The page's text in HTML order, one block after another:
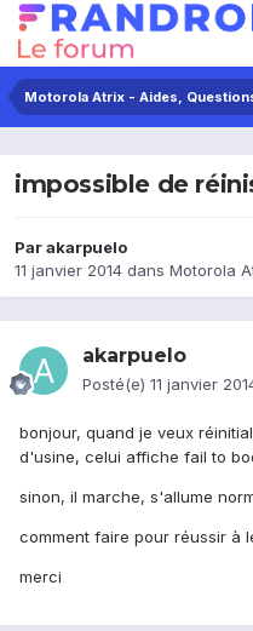
Motorola Atrix - Aides,
impossible de
Parakarpuelo
11 janvier 2014 dans Motorola
akarpuelo
Posté(e) 11 janvier
bonjour, quand je veux
d'usine, celui affiche fail to
sinon, il marche, s'allume
comment faire pour réussir à
merci